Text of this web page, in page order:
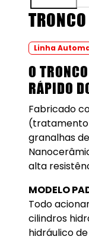
Linha
O
RÁPIDO
Fabricado
(tratamento
granalhas
alta
MODELO
Todo
cilindros
hidráulico